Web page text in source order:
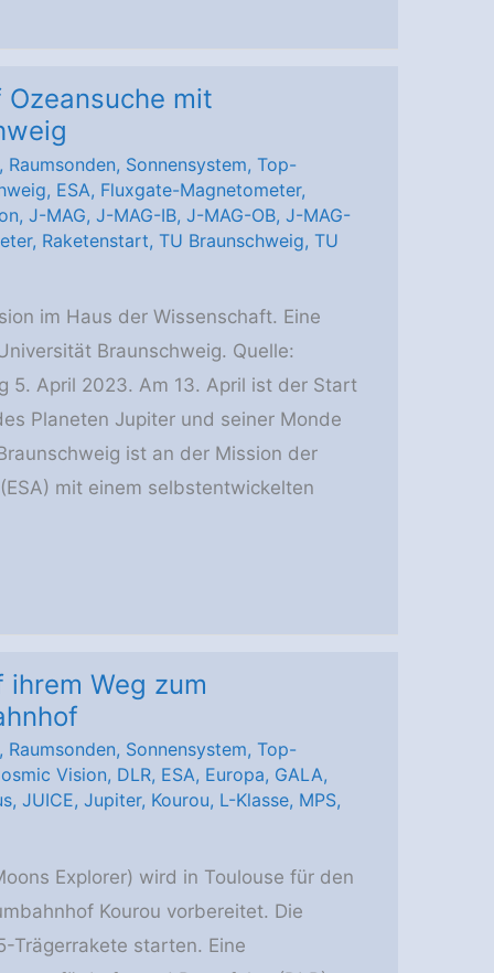
mit
, Raumsonden, Sonnensystem, Top-
, ESA, Fluxgate-Magnetometer,
, J-MAG, J-MAG-IB, J-MAG-OB, J-MAG-
, Raketenstart, TU Braunschweig, TU
im Haus der Wissenschaft. Eine
Braunschweig. Quelle:
5. April 2023. Am 13. April ist der Start
Planeten Jupiter und seiner Monde
ist an der Mission der
mit einem selbstentwickelten
ihrem Weg zum
, Raumsonden, Sonnensystem, Top-
Vision, DLR, ESA, Europa, GALA,
, JUICE, Jupiter, Kourou, L-Klasse, MPS,
Explorer) wird in Toulouse für den
Kourou vorbereitet. Die
Trägerrakete starten. Eine